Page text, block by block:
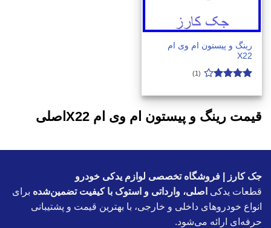
رینگ و پیستون ام وی ام
X22
از 5
(1)
قیمت رینگ و پیستون ام وی ام X22اصلی
جک کارز | فروشگاه تخصصی لوازم یدکی خودرو
قطعات یدکی اصلی، وارداتی و استوک با کیفیت تضمین‌شده برای
انواع خودروهای داخلی و خارجی، با بهترین قیمت و پشتیبانی
حرفه‌ای ارائه می‌شود.